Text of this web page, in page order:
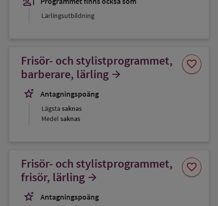
Lärlingsutbildning
Frisör- och stylistprogrammet,
barberare, lärling arrow_forward
stars_2
Antagningspoäng
Lägsta saknas
Medel saknas
favorite
Spara
som
Frisör- och stylistprogrammet,
frisör, lärling arrow_forward
stars_2
Antagningspoäng
favorite
Spara
som